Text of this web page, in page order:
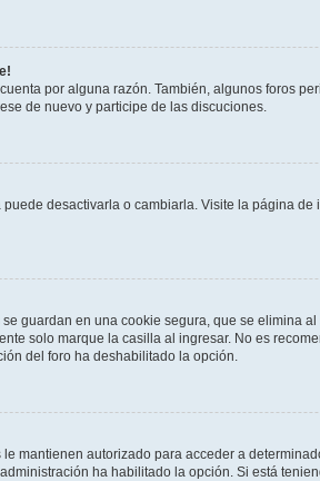
por alguna razón. También, algunos foros
de nuevo y participe de las discuciones.
desactivarla o cambiarla. Visite la página
guardan en una cookie segura, que se elimina
solo marque la casilla al ingresar. No es
del foro ha deshabilitado la opción.
mantienen autorizado para acceder a
ha habilitado la opción. Si está